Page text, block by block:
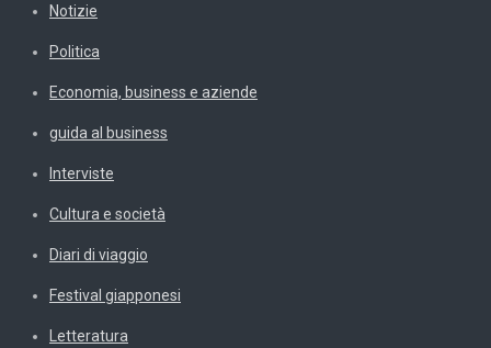
Notizie
Politica
Economia, business e aziende
guida al business
Interviste
Cultura e società
Diari di viaggio
Festival giapponesi
Letteratura